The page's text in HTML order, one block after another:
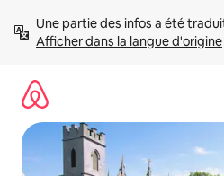
directement
Afficher dans la langue d'origine